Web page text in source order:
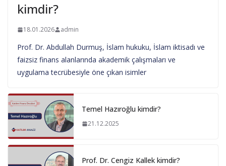
kimdir?
18.01.2026 admin
Prof. Dr. Abdullah Durmuş, İslam hukuku, İslam iktisadı ve
faizsiz finans alanlarında akademik çalışmaları ve
uygulama tecrübesiyle öne çıkan isimler
Temel Hazıroğlu kimdir?
21.12.2025
Prof. Dr. Cengiz Kallek kimdir?